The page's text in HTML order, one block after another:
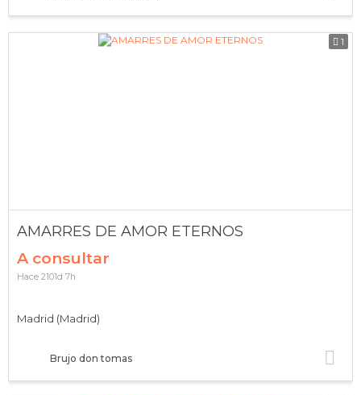
1
AMARRES DE AMOR ETERNOS
A consultar
Brujo don tomas
Madrid (Madrid)
Hace 2101d 7h